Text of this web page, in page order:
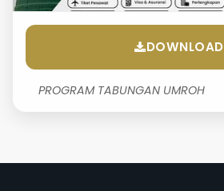
DOWNLOAD
PROGRAM TABUNGAN UMROH